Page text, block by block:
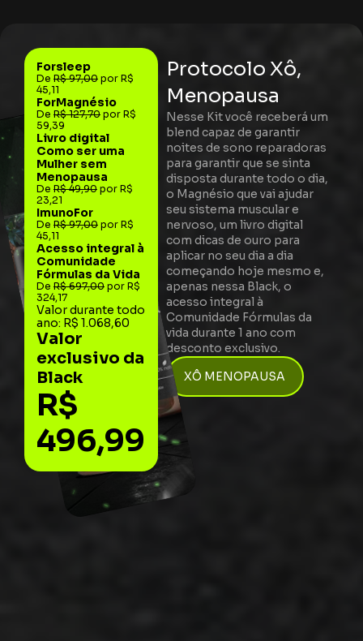
Forsleep
De R$ 97,00 por R$
45,11
ForMagnésio
De R$ 127,70 por R$
59,39
Livro digital
Como ser uma
Mulher sem
Menopausa
De R$ 49,90 por R$
23,21
ImunoFor
De R$ 97,00 por R$
45,11
Acesso integral à
Comunidade
Fórmulas da Vida
De R$ 697,00 por R$
324,17
Valor durante todo
ano: R$ 1.068,60
Valor
exclusivo da
Black
R$
496,99
Protocolo Xô,
Menopausa
Nesse Kit você receberá um
blend capaz de garantir
noites de sono reparadoras
para garantir que se sinta
disposta durante todo o dia,
o Magnésio que vai ajudar
seu sistema muscular e
nervoso, um livro digital
com dicas de ouro para
aplicar no seu dia a dia
começando hoje mesmo e,
apenas nessa Black, o
acesso integral à
Comunidade Fórmulas da
vida durante 1 ano com
desconto exclusivo.
XÔ MENOPAUSA